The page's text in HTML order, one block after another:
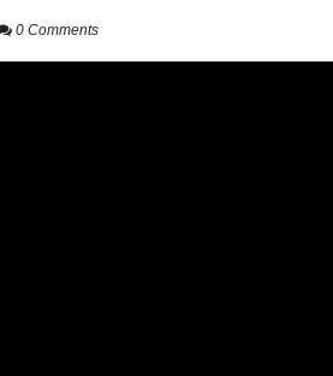
0 Comments